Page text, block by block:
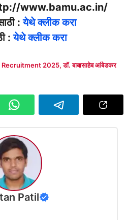
www.bamu.ac.in/
:येथे क्लीक करा
:येथे क्लीक करा
Recruitment 2025,डॉ. बाबासाहेब आंबेडकर
Patil